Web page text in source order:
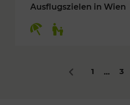
Ausflugszielen in Wien
Zurück
1 ... 3